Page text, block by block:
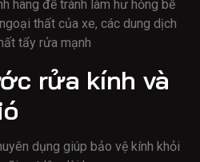
hãng để tránh làm hư hỏng bề
thất của xe, các dung dịch
tẩy rửa mạnh
rửa kính và
dụng giúp bảo vệ kính khỏi